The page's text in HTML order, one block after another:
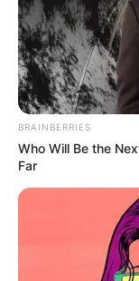
BRAINBERRIES
Who Will Be the
Far